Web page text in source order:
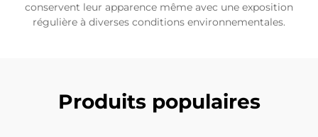
conservent leur apparence même avec une exposition
régulière à diverses conditions environnementales.
Produits populaires